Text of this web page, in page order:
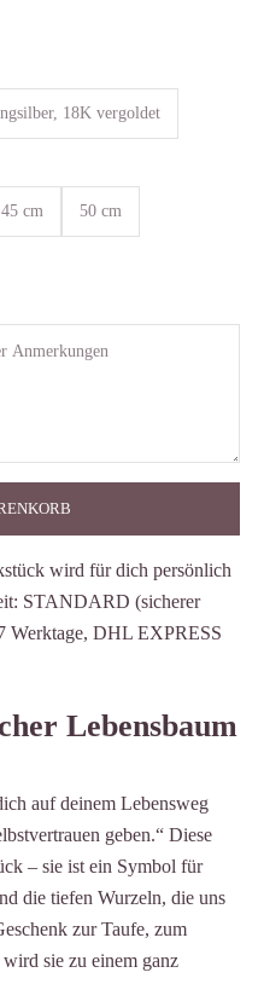
18K vergoldet
45 cm 50 cm
wird für dich persönlich
STANDARD (sicherer
Werktage, DHL EXPRESS
Lebensbaum
auf deinem Lebensweg
geben.“ Diese
– sie ist ein Symbol für
die tiefen Wurzeln, die uns
zur Taufe, zum
sie zu einem ganz